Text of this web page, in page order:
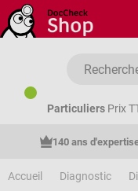
Passer au contenu
Particuliers Prix
140 ans
Accueil Diagnostic